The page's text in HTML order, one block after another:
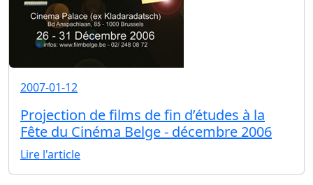
2007-01-12
Projection de films de fin d’études à la
Fête du Cinéma Belge - décembre 2006
Lire l'article